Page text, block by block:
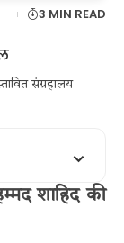
3 MIN READ
संग्रहालय
शाहिद की